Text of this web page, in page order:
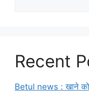
Recent
Betul news : खाने को